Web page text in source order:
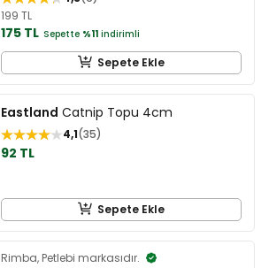
199 TL
175 TL Sepette %11 indirimli
Sepete Ekle
Eastland Catnip Topu 4cm
4,1 35
92 TL
Sepete Ekle
Rimba, Petlebi markasıdır.